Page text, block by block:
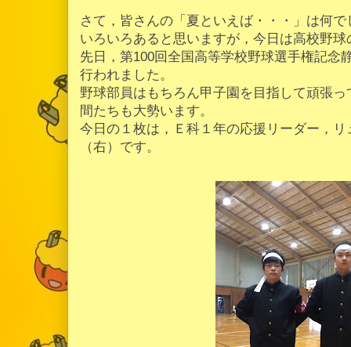
さて，皆さんの「夏といえば・・・」は何で
いろいろあると思いますが，今日は高校野球
先日，第100回全国高等学校野球選手権記念
行われました。
野球部員はもちろん甲子園を目指して頑張
間たちも大勢います。
今日の１枚は，Ｅ科１年の応援リーダー，
（右）です。